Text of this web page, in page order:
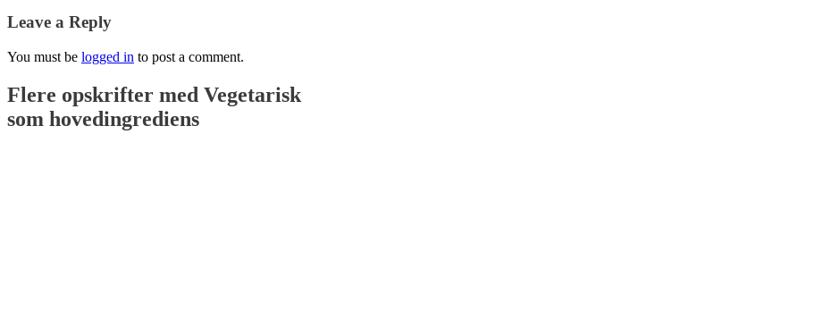
Leave a Reply
You must be logged in to post a comment.
Flere opskrifter med Vegetarisk
som hovedingrediens